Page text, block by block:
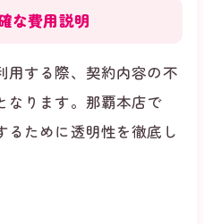
な費用説明
用する際、契約内容の不
なります。那覇本店で
るために透明性を徹底し